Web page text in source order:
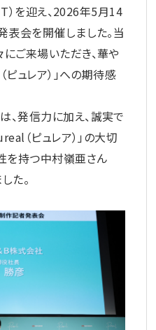
）を迎え、2026年5月14
表会を開催しました。当
ご来場いただき、華や
ュレア）」への期待感
、発信力に加え、誠実で
（ピュレア）」の大切
を持つ中村嶺亜さん
た。